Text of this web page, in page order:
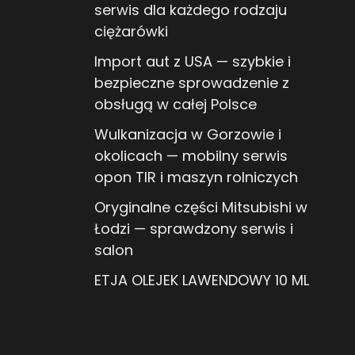
serwis dla każdego rodzaju
ciężarówki
Import aut z USA — szybkie i
bezpieczne sprowadzenie z
obsługą w całej Polsce
Wulkanizacja w Gorzowie i
okolicach — mobilny serwis
opon TIR i maszyn rolniczych
Oryginalne części Mitsubishi w
Łodzi — sprawdzony serwis i
salon
ETJA OLEJEK LAWENDOWY 10 ML